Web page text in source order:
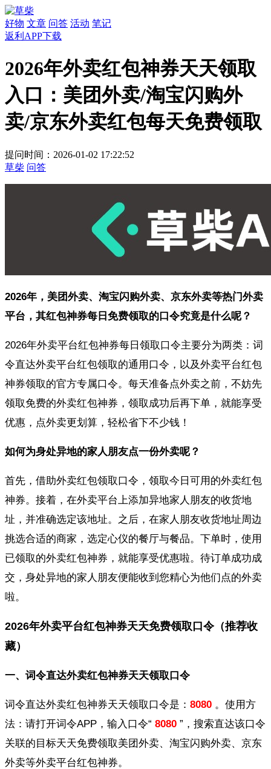
好物 文章 问答 活动 笔记
返利APP下载
2026年外卖红包神券天天领取
入口：美团外卖/淘宝闪购外
卖/京东外卖红包每天免费领取
提问时间：2026-01-02 17:22:52
草柴 问答
2026年，美团外卖、淘宝闪购外卖、京东外卖等热门外卖
平台，其红包神券每日免费领取的口令究竟是什么呢？
2026年外卖平台红包神券每日领取口令主要分为两类：词
令直达外卖平台红包领取的通用口令，以及外卖平台红包
神券领取的官方专属口令。每天准备点外卖之前，不妨先
领取免费的外卖红包神券，领取成功后再下单，就能享受
优惠，点外卖更划算，轻松省下不少钱！
如何为身处异地的家人朋友点一份外卖呢？
首先，借助外卖红包领取口令，领取今日可用的外卖红包
神券。接着，在外卖平台上添加异地家人朋友的收货地
址，并准确选定该地址。之后，在家人朋友收货地址周边
挑选合适的商家，选定心仪的餐厅与餐品。下单时，使用
已领取的外卖红包神券，就能享受优惠啦。待订单成功成
交，身处异地的家人朋友便能收到您精心为他们点的外卖
啦。
2026年外卖平台红包神券天天免费领取口令（推荐收
藏）
一、词令直达外卖红包神券天天领取口令
词令直达外卖红包神券天天领取口令是： 8080 。使用方
法：请打开词令APP，输入口令“ 8080 ”，搜索直达该口令
关联的目标天天免费领取美团外卖、淘宝闪购外卖、京东
外卖等外卖平台红包神券。